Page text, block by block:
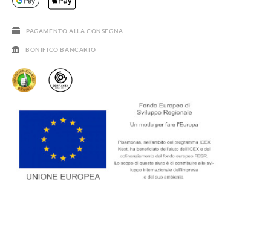
GUIDA ALLE TAGLIE
DOMANDE FREQUENTI
PAGAMENTO ALLA CONSEGNA
BONIFICO BANCARIO